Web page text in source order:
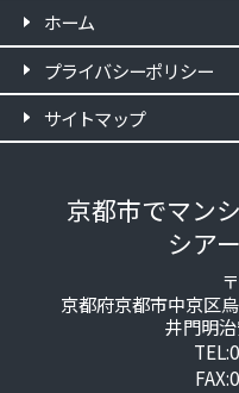
ホーム
プライバシーポリシー
サイトマップ
京都市でマン
シア
京都府京都市中京区
井門明